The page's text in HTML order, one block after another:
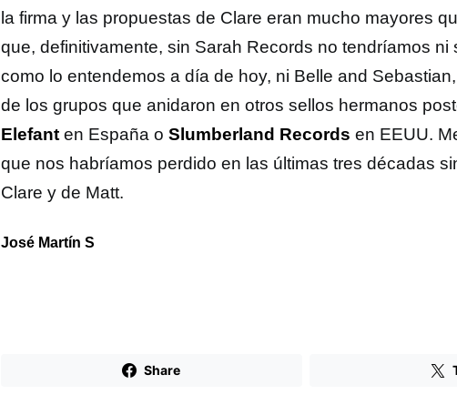
la firma y las propuestas de Clare eran mucho mayores
que, definitivamente, sin Sarah Records no tendríamos ni
como lo entendemos a día de hoy, ni Belle and
de los grupos que anidaron en otros sellos hermanos
Elefant en España o Slumberland Records en EEUU.
que nos habríamos perdido en las últimas tres décadas
Clare y de Matt.
José Martín S
Share